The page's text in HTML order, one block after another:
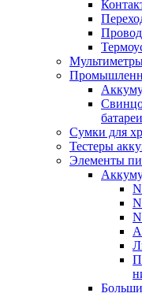
батареи
Сумки для
Тестеры
Элементы